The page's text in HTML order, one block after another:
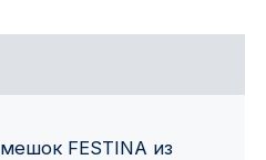
FESTINA из